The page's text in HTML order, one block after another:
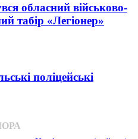
обласний військово-
табір «Легіонер»
поліцейські